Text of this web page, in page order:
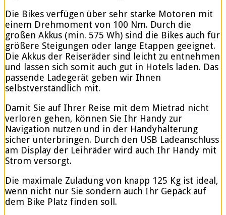
Die Bikes verfügen über sehr starke Motoren mit
einem Drehmoment von 100 Nm. Durch die
großen Akkus (min. 575 Wh) sind die Bikes auch für
größere Steigungen oder lange Etappen geeignet.
Die Akkus der Reiseräder sind leicht zu entnehmen
und lassen sich somit auch gut in Hotels laden. Das
passende Ladegerät geben wir Ihnen
selbstverständlich mit.
Damit Sie auf Ihrer Reise mit dem Mietrad nicht
verloren gehen, können Sie Ihr Handy zur
Navigation nutzen und in der Handyhalterung
sicher unterbringen. Durch den USB Ladeanschluss
am Display der Leihräder wird auch Ihr Handy mit
Strom versorgt.
Die maximale Zuladung von knapp 125 Kg ist ideal,
wenn nicht nur Sie sondern auch Ihr Gepäck auf
dem Bike Platz finden soll.